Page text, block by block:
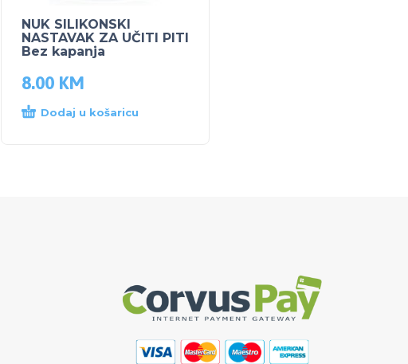
NUK SILIKONSKI
NASTAVAK ZA UČITI PITI
Bez kapanja
8.00 KM
Dodaj u košaricu